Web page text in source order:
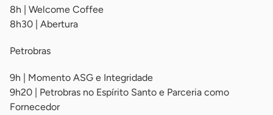
8h | Welcome Coffee
8h30 | Abertura
Petrobras
9h | Momento ASG e Integridade
9h20 | Petrobras no Espírito Santo e Parceria como
Fornecedor